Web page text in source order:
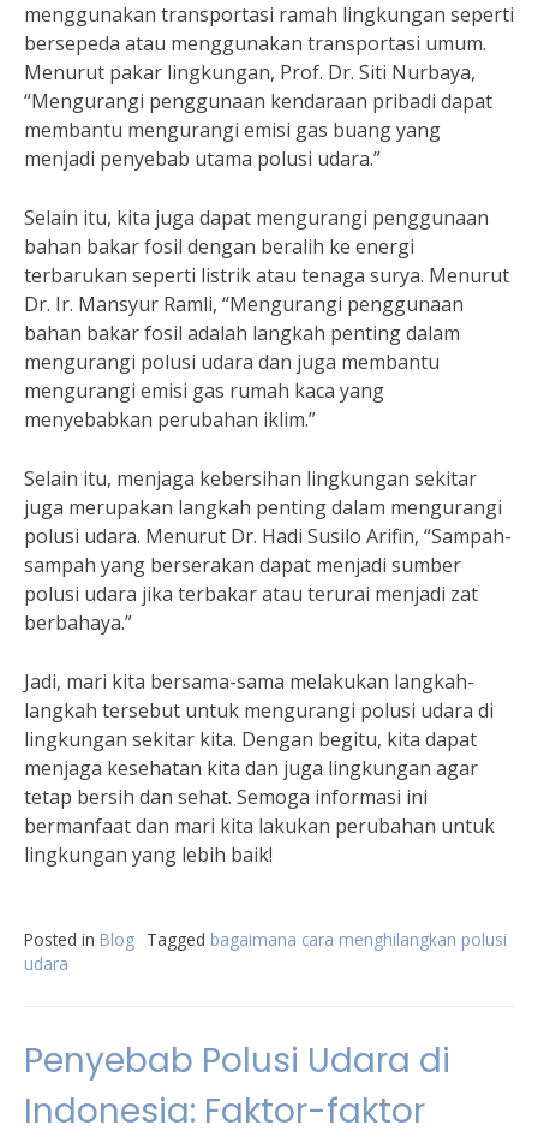
menggunakan transportasi ramah lingkungan seperti
bersepeda atau menggunakan transportasi umum.
Menurut pakar lingkungan, Prof. Dr. Siti Nurbaya,
“Mengurangi penggunaan kendaraan pribadi dapat
membantu mengurangi emisi gas buang yang
menjadi penyebab utama polusi udara.”
Selain itu, kita juga dapat mengurangi penggunaan
bahan bakar fosil dengan beralih ke energi
terbarukan seperti listrik atau tenaga surya. Menurut
Dr. Ir. Mansyur Ramli, “Mengurangi penggunaan
bahan bakar fosil adalah langkah penting dalam
mengurangi polusi udara dan juga membantu
mengurangi emisi gas rumah kaca yang
menyebabkan perubahan iklim.”
Selain itu, menjaga kebersihan lingkungan sekitar
juga merupakan langkah penting dalam mengurangi
polusi udara. Menurut Dr. Hadi Susilo Arifin, “Sampah-
sampah yang berserakan dapat menjadi sumber
polusi udara jika terbakar atau terurai menjadi zat
berbahaya.”
Jadi, mari kita bersama-sama melakukan langkah-
langkah tersebut untuk mengurangi polusi udara di
lingkungan sekitar kita. Dengan begitu, kita dapat
menjaga kesehatan kita dan juga lingkungan agar
tetap bersih dan sehat. Semoga informasi ini
bermanfaat dan mari kita lakukan perubahan untuk
lingkungan yang lebih baik!
Posted in Blog Tagged bagaimana cara menghilangkan polusi
udara
Penyebab Polusi Udara di
Indonesia: Faktor-faktor